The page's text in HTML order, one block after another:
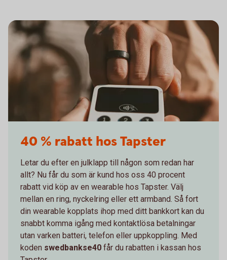
40 % rabatt hos Tapster
Letar du efter en julklapp till någon som redan har
allt? Nu får du som är kund hos oss 40 procent
rabatt vid köp av en wearable hos Tapster. Välj
mellan en ring, nyckelring eller ett armband. Så fort
din wearable kopplats ihop med ditt bankkort kan du
snabbt komma igång med kontaktlösa betalningar
utan varken batteri, telefon eller uppkoppling. Med
koden swedbankse40 får du rabatten i kassan hos